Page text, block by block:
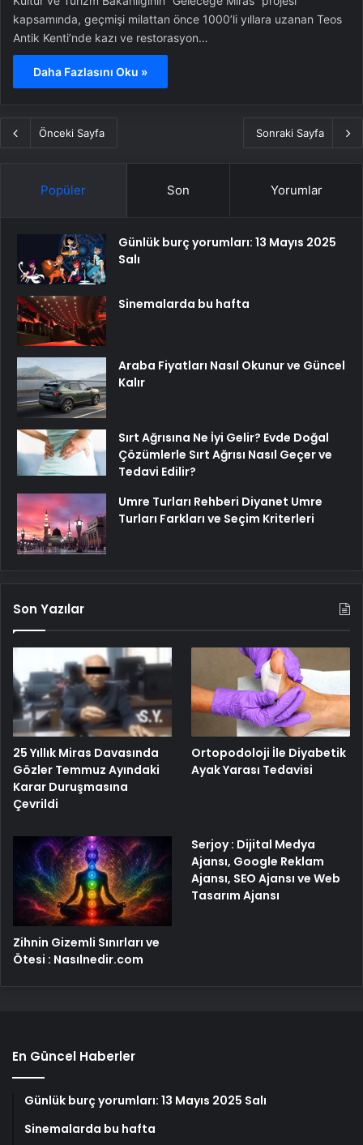
kapsamında, geçmişi milattan önce 1000’li yıllara uzanan Teos
Antik Kenti’nde kazı ve restorasyon…
Daha Fazlasını Oku »
Önceki Sayfa Sonraki Sayfa
Popüler Son Yorumlar
Günlük burç yorumları: 13 Mayıs 2025
Salı
Sinemalarda bu hafta
Araba Fiyatları Nasıl Okunur ve Güncel
Kalır
Sırt Ağrısına Ne İyi Gelir? Evde Doğal
Çözümlerle Sırt Ağrısı Nasıl Geçer ve
Tedavi Edilir?
Umre Turları Rehberi Diyanet Umre
Turları Farkları ve Seçim Kriterleri
Son Yazılar
25 Yıllık Miras Davasında
Gözler Temmuz Ayındaki
Karar Duruşmasına
Çevrildi
Ortopodoloji İle Diyabetik
Ayak Yarası Tedavisi
Zihnin Gizemli Sınırları ve
Ötesi : Nasılnedir.com
Serjoy : Dijital Medya
Ajansı, Google Reklam
Ajansı, SEO Ajansı ve Web
Tasarım Ajansı
En Güncel Haberler
Günlük burç yorumları: 13 Mayıs 2025 Salı
Sinemalarda bu hafta